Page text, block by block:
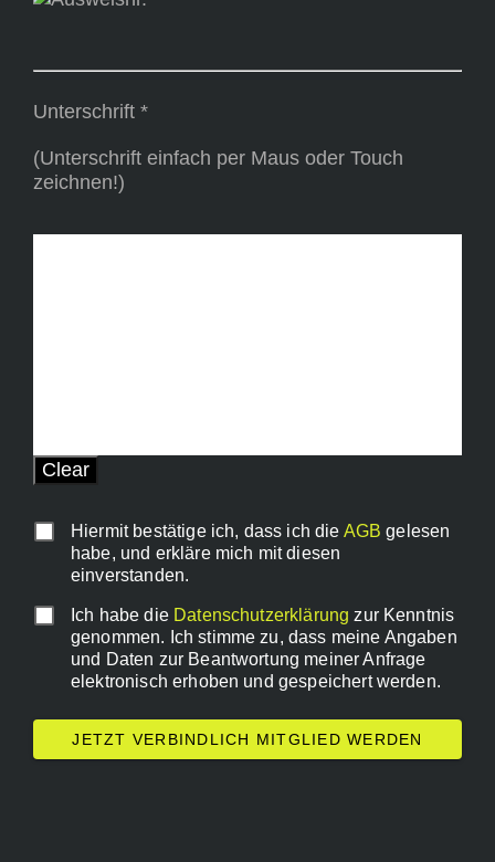
Unterschrift *
(Unterschrift einfach per Maus oder Touch
zeichnen!)
Hiermit bestätige ich, dass ich die AGB gelesen
habe, und erkläre mich mit diesen
einverstanden.
Ich habe die Datenschutzerklärung zur Kenntnis
genommen. Ich stimme zu, dass meine Angaben
und Daten zur Beantwortung meiner Anfrage
elektronisch erhoben und gespeichert werden.
JETZT VERBINDLICH MITGLIED WERDEN